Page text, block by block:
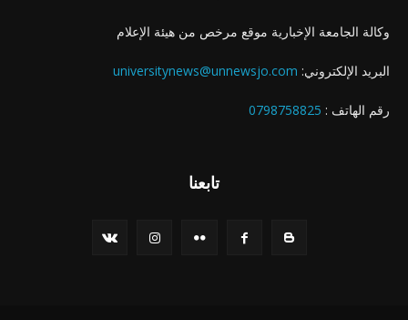
وكالة الجامعة الإخبارية موقع مرخص من هيئة الإعلام
البريد الإلكتروني: universitynews@unnewsjo.com
رقم الهاتف : 0798758825
تابعنا